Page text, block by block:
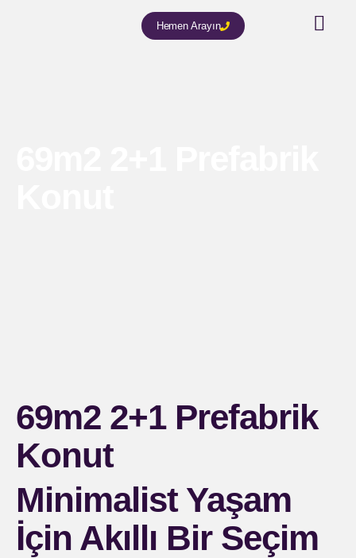
Hemen Arayın
69m2 2+1 Prefabrik
Konut
Minimalist Yaşam
İçin Akıllı Bir Seçim